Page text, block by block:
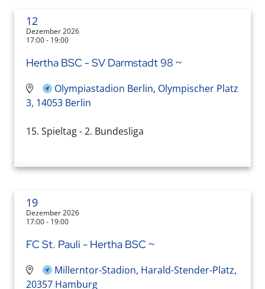
12
Dezember 2026
17:00 - 19:00
Hertha BSC - SV Darmstadt 98 ~
Olympiastadion Berlin, Olympischer Platz
3, 14053 Berlin
15. Spieltag - 2. Bundesliga
19
Dezember 2026
17:00 - 19:00
FC St. Pauli - Hertha BSC ~
Millerntor-Stadion, Harald-Stender-Platz,
20357 Hamburg